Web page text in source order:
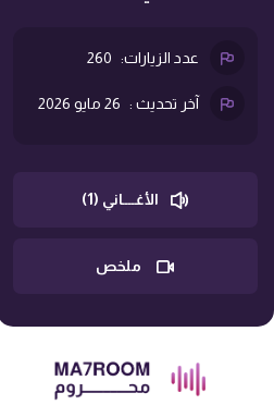
عدد الزيارات: 260
آخر تحديث : 26 مايو 2026
الأغــــاني (1)
ملخص